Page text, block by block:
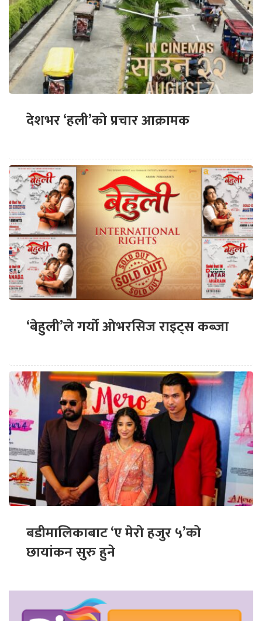
देशभर ‘हली’को प्रचार आक्रामक
‘बेहुली’ले गर्यो ओभरसिज राइट्स कब्जा
बडीमालिकाबाट ‘ए मेरो हजुर ५’को
छायांकन सुरु हुने